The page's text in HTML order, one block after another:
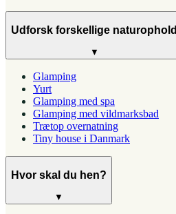
Udforsk forskellige naturophold
▼
Glamping
Yurt
Glamping med spa
Glamping med vildmarksbad
Trætop overnatning
Tiny house i Danmark
Hvor skal du hen?
▼